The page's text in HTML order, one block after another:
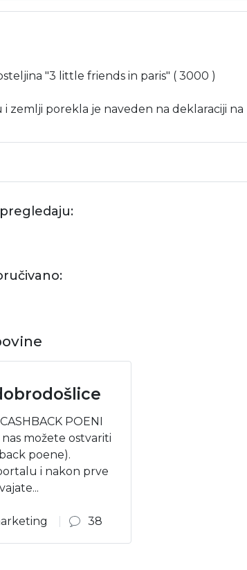
"3 little friends in paris" ( 3000 )
zemlji porekla je naveden na deklaraciji
POENI
možete ostvariti
poene).
i nakon prve
38